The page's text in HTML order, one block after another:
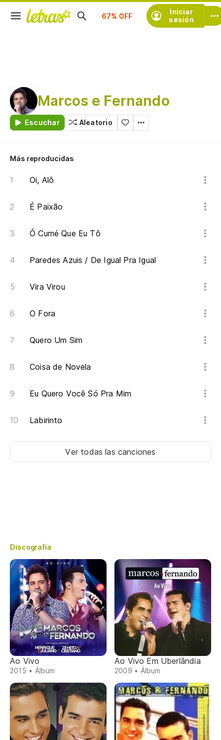
Iniciar
sesión
Suscríbete
Marcos e Fernando
Escuchar Aleatorio
Más reproducidas
Oi, Alô
É Paixão
Ó Cumé Que Eu Tô
Paredes Azuis / De Igual Pra Igual
Vira Virou
O Fora
Quero Um Sim
Coisa de Novela
Eu Quero Você Só Pra Mim
Labirinto
Ver todas las canciones
Discografía
Ao Vivo
2015 • Álbum
Ao Vivo Em Uberlândia
2009 • Álbum